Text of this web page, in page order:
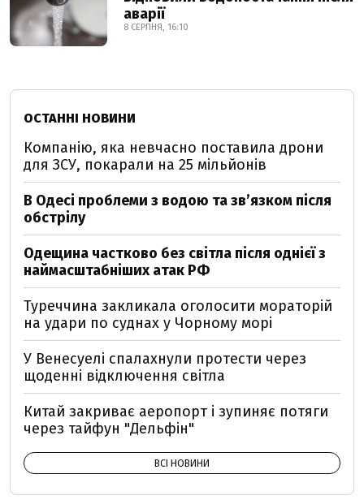
аварії
8 СЕРПНЯ, 16:10
ОСТАННІ НОВИНИ
Компанію, яка невчасно поставила дрони
для ЗСУ, покарали на 25 мільйонів
В Одесі проблеми з водою та звʼязком після
обстрілу
Одещина частково без світла після однієї з
наймасштабніших атак РФ
Туреччина закликала оголосити мораторій
на удари по суднах у Чорному морі
У Венесуелі спалахнули протести через
щоденні відключення світла
Китай закриває аеропорт і зупиняє потяги
через тайфун "Дельфін"
ВСІ НОВИНИ